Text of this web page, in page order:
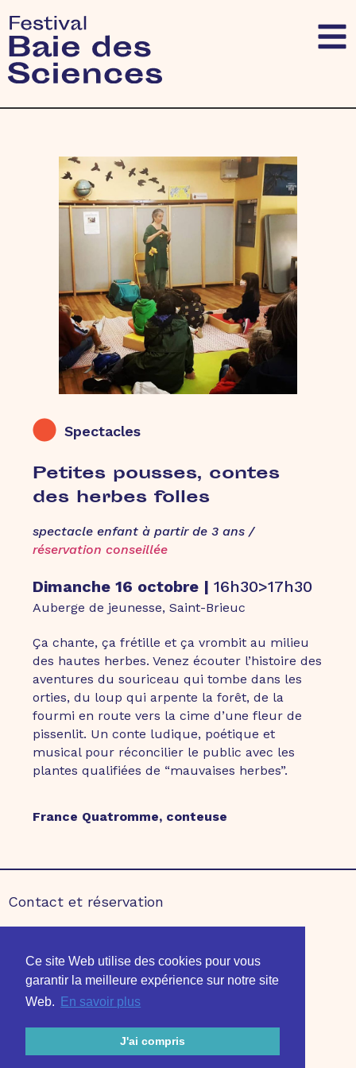
Ce site Web utilise des cookies pour vous
garantir la meilleure expérience sur notre site
Web.
En savoir plus
J'ai compris
Spectacles
Petites pousses, contes
des herbes folles
spectacle enfant à partir de 3 ans /
réservation conseillée
Dimanche 16 octobre |16h30>17h30
Auberge de jeunesse, Saint-Brieuc
Ça chante, ça frétille et ça vrombit au milieu
des hautes herbes. Venez écouter l’histoire des
aventures du souriceau qui tombe dans les
orties, du loup qui arpente la forêt, de la
fourmi en route vers la cime d’une fleur de
pissenlit. Un conte ludique, poétique et
musical pour réconcilier le public avec les
plantes qualifiées de “mauvaises herbes”.
France Quatromme, conteuse
Contact et réservation
Mentions légales
Édition 2020